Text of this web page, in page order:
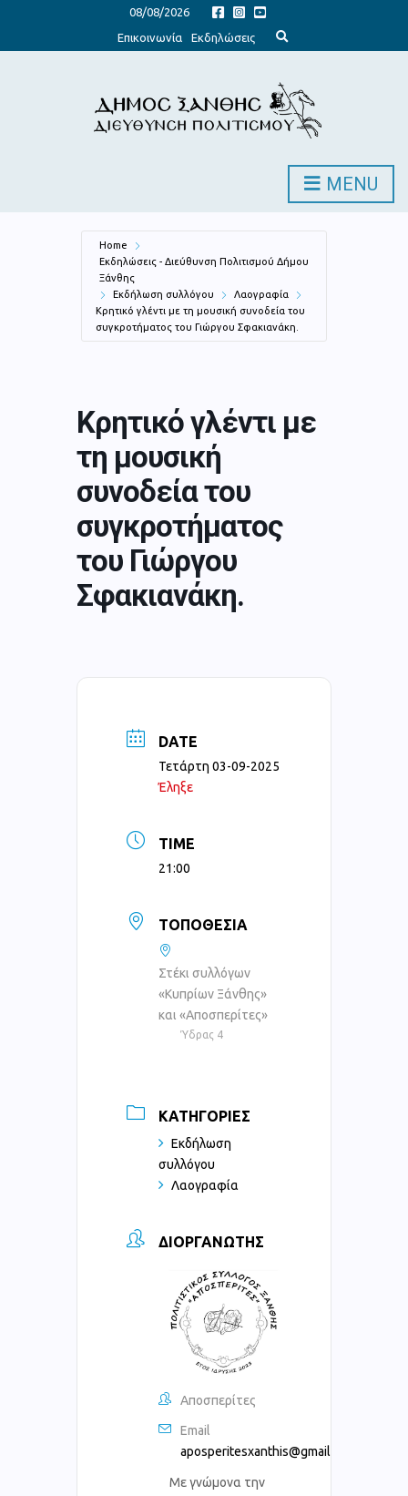
08/08/2026
Επικοινωνία
Εκδηλώσεις
x
d
s
e
c
o
MENU
Home
Εκδηλώσεις - Διεύθυνση Πολιτισμού Δήμου
Ξάνθης
Εκδήλωση συλλόγου
Λαογραφία
Κρητικό γλέντι με τη μουσική συνοδεία του
συγκροτήματος του Γιώργου Σφακιανάκη.
Κρητικό γλέντι με
τη μουσική
συνοδεία του
συγκροτήματος
του Γιώργου
Σφακιανάκη.
DATE
Τετάρτη 03-09-2025
Έληξε
TIME
21:00
ΤΟΠΟΘΕΣΊΑ
Στέκι συλλόγων
«Κυπρίων Ξάνθης»
και «Αποσπερίτες»
Ύδρας 4
ΚΑΤΗΓΟΡΊΕΣ
Εκδήλωση
συλλόγου
Λαογραφία
ΔΙΟΡΓΑΝΩΤΉΣ
Αποσπερίτες
Email
aposperitesxanthis@gmail.com
Με γνώμονα την